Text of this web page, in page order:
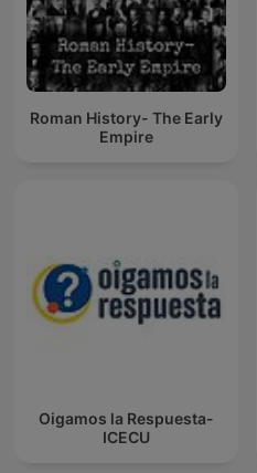
Roman History- The Early
Empire
Oigamos la Respuesta-
ICECU